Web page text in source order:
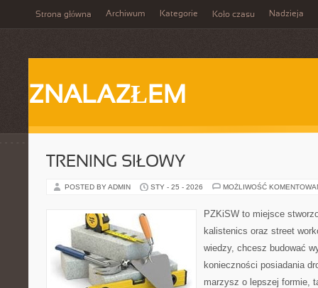
Strona główna Archiwum Kategorie Koło czasu Nadzieja
ZNALAZŁEM
TRENING SIŁOWY
POSTED BY ADMIN STY - 25 - 2026 MOŻLIWOŚĆ
PZKiSW to miejsce
kalistenics oraz street
wiedzy, chcesz budować
konieczności posiadania
marzysz o lepszej formie,